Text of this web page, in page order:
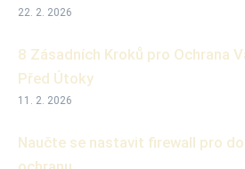
22. 2. 2026
8 Zásadních Kroků pro Ochrana
Před Útoky
11. 2. 2026
Naučte se nastavit firewall pro